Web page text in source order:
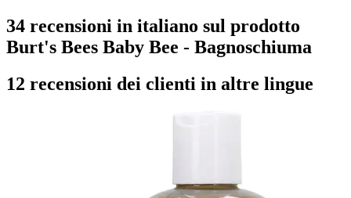
34 recensioni in italiano sul prodotto
Burt's Bees Baby Bee - Bagnoschiuma
12 recensioni dei clienti in altre lingue